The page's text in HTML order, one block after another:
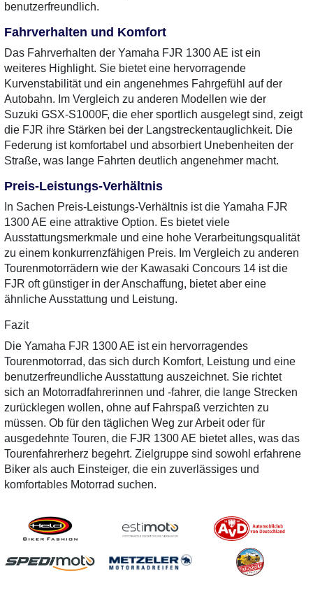
benutzerfreundlich.
Fahrverhalten und Komfort
Das Fahrverhalten der Yamaha FJR 1300 AE ist ein
weiteres Highlight. Sie bietet eine hervorragende
Kurvenstabilität und ein angenehmes Fahrgefühl auf der
Autobahn. Im Vergleich zu anderen Modellen wie der
Suzuki GSX-S1000F, die eher sportlich ausgelegt sind, zeigt
die FJR ihre Stärken bei der Langstreckentauglichkeit. Die
Federung ist komfortabel und absorbiert Unebenheiten der
Straße, was lange Fahrten deutlich angenehmer macht.
Preis-Leistungs-Verhältnis
In Sachen Preis-Leistungs-Verhältnis ist die Yamaha FJR
1300 AE eine attraktive Option. Es bietet viele
Ausstattungsmerkmale und eine hohe Verarbeitungsqualität
zu einem konkurrenzfähigen Preis. Im Vergleich zu anderen
Tourenmotorrädern wie der Kawasaki Concours 14 ist die
FJR oft günstiger in der Anschaffung, bietet aber eine
ähnliche Ausstattung und Leistung.
Fazit
Die Yamaha FJR 1300 AE ist ein hervorragendes
Tourenmotorrad, das sich durch Komfort, Leistung und eine
benutzerfreundliche Ausstattung auszeichnet. Sie richtet
sich an Motorradfahrerinnen und -fahrer, die lange Strecken
zurücklegen wollen, ohne auf Fahrspaß verzichten zu
müssen. Ob für den täglichen Weg zur Arbeit oder für
ausgedehnte Touren, die FJR 1300 AE bietet alles, was das
Tourenfahrerherz begehrt. Zielgruppe sind sowohl erfahrene
Biker als auch Einsteiger, die ein zuverlässiges und
komfortables Motorrad suchen.